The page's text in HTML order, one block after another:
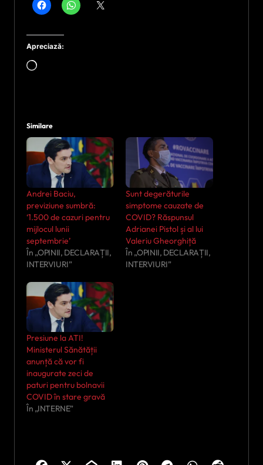
Apreciază:
Încarc...
Similare
Andrei Baciu,
previziune sumbră:
‘1.500 de cazuri pentru
mijlocul lunii
septembrie’
În „OPINII, DECLARAȚII,
INTERVIURI”
Sunt degerăturile
simptome cauzate de
COVID? Răspunsul
Adrianei Pistol și al lui
Valeriu Gheorghiță
În „OPINII, DECLARAȚII,
INTERVIURI”
Presiune la ATI!
Ministerul Sănătății
anunță că vor fi
inaugurate zeci de
paturi pentru bolnavii
COVID în stare gravă
În „INTERNE”